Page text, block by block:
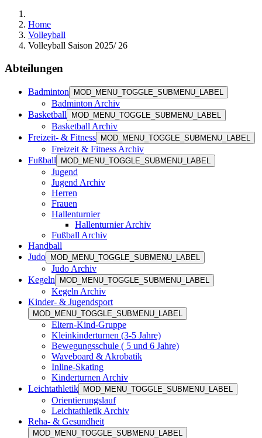
Home
Volleyball
Volleyball Saison 2025/ 26
Abteilungen
Badminton MOD_MENU_TOGGLE_SUBMENU_LABEL
Badminton Archiv
Basketball
MOD_MENU_TOGGLE_SUBMENU_LABEL
Basketball Archiv
Freizeit- & Fitness
MOD_MENU_TOGGLE_SUBMENU_LABEL
Freizeit & Fitness Archiv
Fußball
MOD_MENU_TOGGLE_SUBMENU_LABEL
Jugend
Jugend Archiv
Herren
Frauen
Hallenturnier
Hallenturnier Archiv
Fußball Archiv
Handball
Judo
MOD_MENU_TOGGLE_SUBMENU_LABEL
Judo Archiv
Kegeln
MOD_MENU_TOGGLE_SUBMENU_LABEL
Kegeln Archiv
Kinder- & Jugendsport
MOD_MENU_TOGGLE_SUBMENU_LABEL
Eltern-Kind-Gruppe
Kleinkinderturnen (3-5 Jahre)
Bewegungsschule ( 5 und 6 Jahre)
Waveboard & Akrobatik
Inline-Skating
Kinderturnen Archiv
Leichtathletik
MOD_MENU_TOGGLE_SUBMENU_LABEL
Orientierungslauf
Leichtathletik Archiv
Reha- & Gesundheit
MOD_MENU_TOGGLE_SUBMENU_LABEL